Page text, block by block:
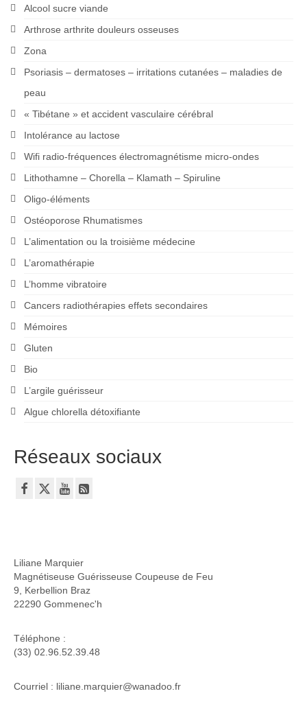
Alcool sucre viande
Arthrose arthrite douleurs osseuses
Zona
Psoriasis – dermatoses – irritations cutanées – maladies de
peau
« Tibétane » et accident vasculaire cérébral
Intolérance au lactose
Wifi radio-fréquences électromagnétisme micro-ondes
Lithothamne – Chorella – Klamath – Spiruline
Oligo-éléments
Ostéoporose Rhumatismes
L’alimentation ou la troisième médecine
L’aromathérapie
L’homme vibratoire
Cancers radiothérapies effets secondaires
Mémoires
Gluten
Bio
L’argile guérisseur
Algue chlorella détoxifiante
Réseaux sociaux
Liliane Marquier
Magnétiseuse Guérisseuse Coupeuse de Feu
9, Kerbellion Braz
22290 Gommenec'h
Téléphone :
(33) 02.96.52.39.48
Courriel : liliane.marquier@wanadoo.fr